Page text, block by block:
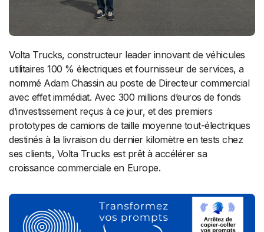
Volta Trucks, constructeur leader innovant de véhicules
utilitaires 100 % électriques et fournisseur de services, a
nommé Adam Chassin au poste de Directeur commercial
avec effet immédiat. Avec 300 millions d’euros de fonds
d’investissement reçus à ce jour, et des premiers
prototypes de camions de taille moyenne tout-électriques
destinés à la livraison du dernier kilomètre en tests chez
ses clients, Volta Trucks est prêt à accélérer sa
croissance commerciale en Europe.